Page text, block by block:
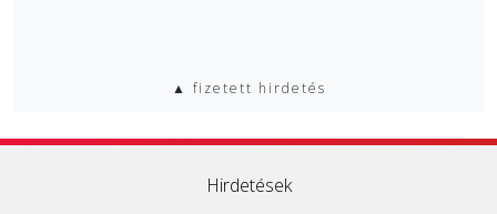
▲ fizetett hirdetés
Hirdetések